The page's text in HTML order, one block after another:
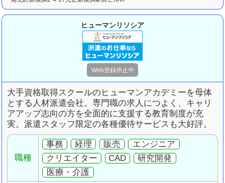
ヒューマンリソシア
大手資格取得スクールのヒューマンアカデミーを母体
とする人材派遣会社。 専門職の求人につよく、キャリ
アアップ志向の方を全面的に支援する教育制度が充
実。 派遣スタッフ限定の各種優待サービスも大好評。
職種
事務 経理 販売
エンジニア
クリエイター
CAD
研究開発
医療・介護